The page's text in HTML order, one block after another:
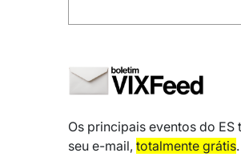
Os principais eventos do ES
seu e-mail, totalmente grátis.